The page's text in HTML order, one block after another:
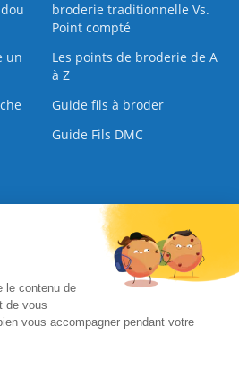
broderie traditionnelle Vs.
Point compté
un
Les points de broderie de A
à Z
Guide fils à broder
Guide Fils DMC
Nous contacter
|
sécurisé |